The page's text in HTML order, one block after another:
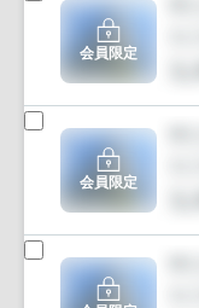
会員限定
会員限定